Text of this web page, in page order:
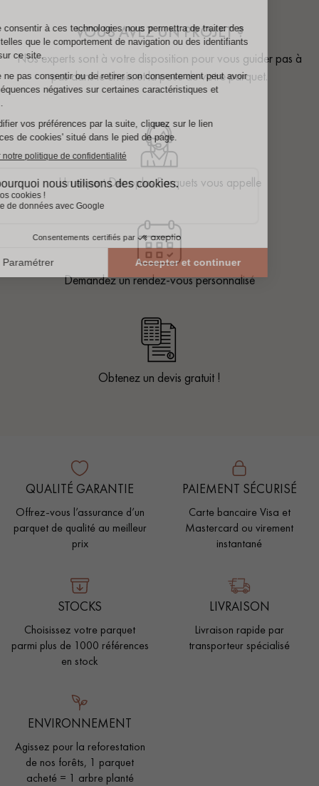
VOUS AVEZ UN PROJET ?
Nos experts sont à votre disposition pour vous guider pas à
pas dans le choix et la pose de votre parquet.
Un expert Décoplus Parquets vous appelle
Demandez un rendez-vous personnalisé
Obtenez un devis gratuit !
QUALITÉ GARANTIE
Offrez-vous l’assurance d’un
parquet de qualité au meilleur
prix
PAIEMENT SÉCURISÉ
Carte bancaire Visa et
Mastercard ou virement
instantané
STOCKS
Choisissez votre parquet
parmi plus de 1000 références
en stock
LIVRAISON
Livraison rapide par
transporteur spécialisé
ENVIRONNEMENT
Agissez pour la reforestation
de nos forêts, 1 parquet
acheté = 1 arbre planté